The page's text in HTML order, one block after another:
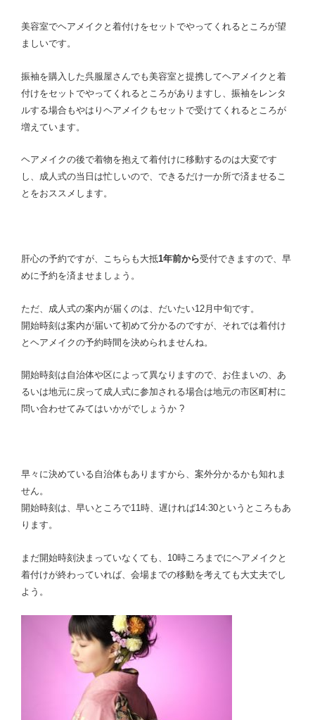
美容室でヘアメイクと着付けをセットでやってくれるところが望
ましいです。
振袖を購入した呉服屋さんでも美容室と提携してヘアメイクと着
付けをセットでやってくれるところがありますし、振袖をレンタ
ルする場合もやはりヘアメイクもセットで受けてくれるところが
増えています。
ヘアメイクの後で着物を抱えて着付けに移動するのは大変です
し、成人式の当日は忙しいので、できるだけ一か所で済ませるこ
とをおススメします。
肝心の予約ですが、こちらも大抵1年前から受付できますので、早
めに予約を済ませましょう。
ただ、成人式の案内が届くのは、だいたい12月中旬です。
開始時刻は案内が届いて初めて分かるのですが、それでは着付け
とヘアメイクの予約時間を決められませんね。
開始時刻は自治体や区によって異なりますので、お住まいの、あ
るいは地元に戻って成人式に参加される場合は地元の市区町村に
問い合わせてみてはいかがでしょうか ?
早々に決めている自治体もありますから、案外分かるかも知れま
せん。
開始時刻は、早いところで11時、遅ければ14:30というところもあ
ります。
まだ開始時刻決まっていなくても、10時ころまでにヘアメイクと
着付けが終わっていれば、会場までの移動を考えても大丈夫でし
よう。